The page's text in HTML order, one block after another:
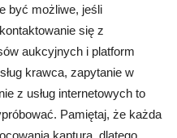
być możliwe, jeśli
się z
aukcyjnych i platform
krawca, zapytanie w
z usług internetowych to
Pamiętaj, że każda
kaptura, dlatego